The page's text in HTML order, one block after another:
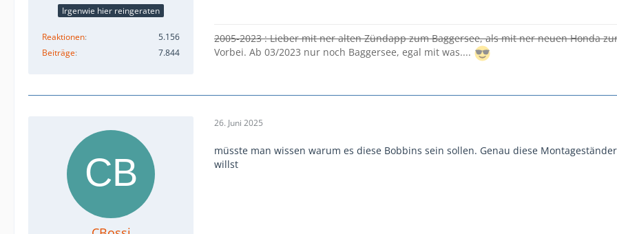
Irgenwie hier reingeraten
Reaktionen
5.156
Beiträge
7.844
2005-2023 : Lieber mit ner alten Zündapp zum Baggersee, als mit ner neuen Honda
Vorbei. Ab 03/2023 nur noch Baggersee, egal mit was....
26. Juni 2025
müsste man wissen warum es diese Bobbins sein sollen. Genau diese
willst